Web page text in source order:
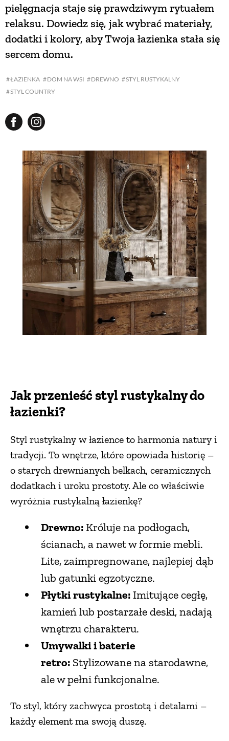
ŁAZIENKA DOM NA WSI DREWNO
STYL RUSTYKALNY
STYL COUNTRY
pielęgnacja staje się prawdziwym rytuałem
relaksu. Dowiedz się, jak wybrać materiały,
dodatki i kolory, aby Twoja łazienka stała się
sercem domu.
Jak przenieść styl rustykalny do
łazienki?
Styl rustykalny w łazience to harmonia natury i
tradycji. To wnętrze, które opowiada historię –
o starych drewnianych belkach, ceramicznych
dodatkach i uroku prostoty. Ale co właściwie
wyróżnia rustykalną łazienkę?
Drewno: Króluje na podłogach,
ścianach, a nawet w formie mebli.
Lite, zaimpregnowane, najlepiej dąb
lub gatunki egzotyczne.
Płytki rustykalne: Imitujące cegłę,
kamień lub postarzałe deski, nadają
wnętrzu charakteru.
Umywalki i baterie
retro: Stylizowane na starodawne,
ale w pełni funkcjonalne.
To styl, który zachwyca prostotą i detalami –
każdy element ma swoją duszę.